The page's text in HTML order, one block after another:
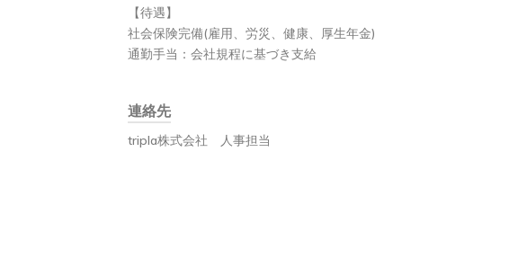
【待遇】
社会保険完備(雇用、労災、健康、厚生年金)
通勤手当：会社規程に基づき支給
連絡先
tripla株式会社 人事担当